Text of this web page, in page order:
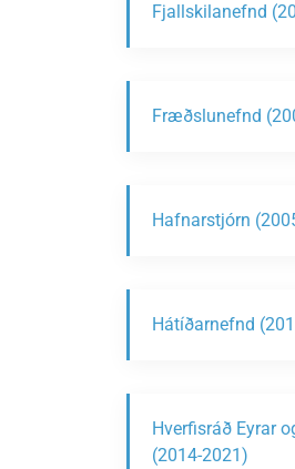
Fjallskilanefnd
Fræðslunefnd
Hafnarstjórn
Hátíðarnefnd
Hverfisráð Eyrar
(2014-2021)